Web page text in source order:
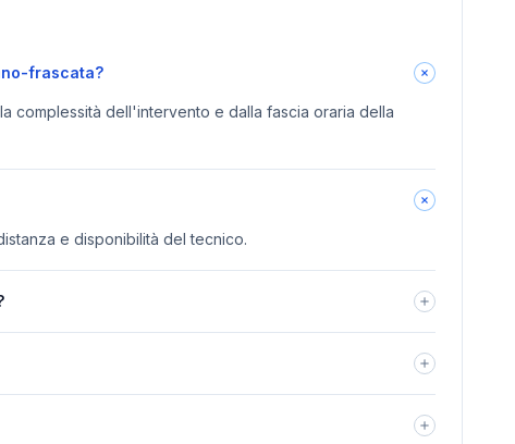
frascata?
complessità dell'intervento e dalla fascia oraria della
e disponibilità del tecnico.